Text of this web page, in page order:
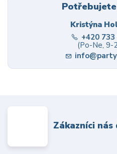
Kristýna
+420
(Po-Ne, 9-
Zákazníci nás